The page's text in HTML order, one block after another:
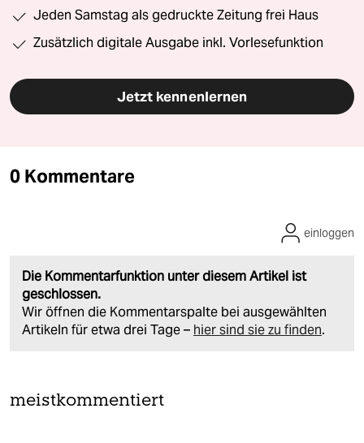
Jeden Samstag als gedruckte Zeitung frei Haus
Zusätzlich digitale Ausgabe inkl. Vorlesefunktion
Jetzt kennenlernen
0 Kommentare
Die Kommentarfunktion unter diesem Artikel ist
geschlossen.
Wir öffnen die Kommentarspalte bei ausgewählten
Artikeln für etwa drei Tage – hier sind sie zu finden.
einloggen
meistkommentiert